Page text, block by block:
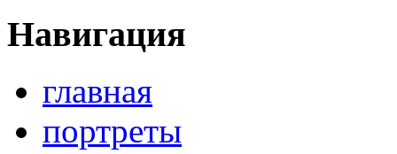
Навигация
главная
портреты